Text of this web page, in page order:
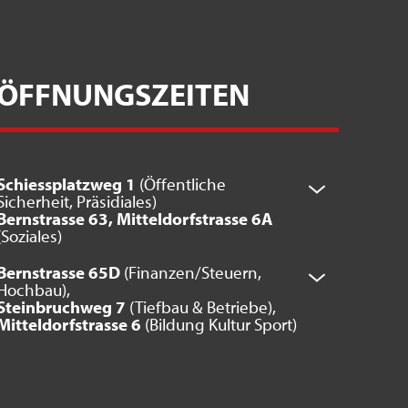
1 (Öffentliche
Präsidiales)
63, Mitteldorfstrasse 6A
65D(Finanzen/Steuern,
7 (Tiefbau & Betriebe),
6 (Bildung Kultur Sport)